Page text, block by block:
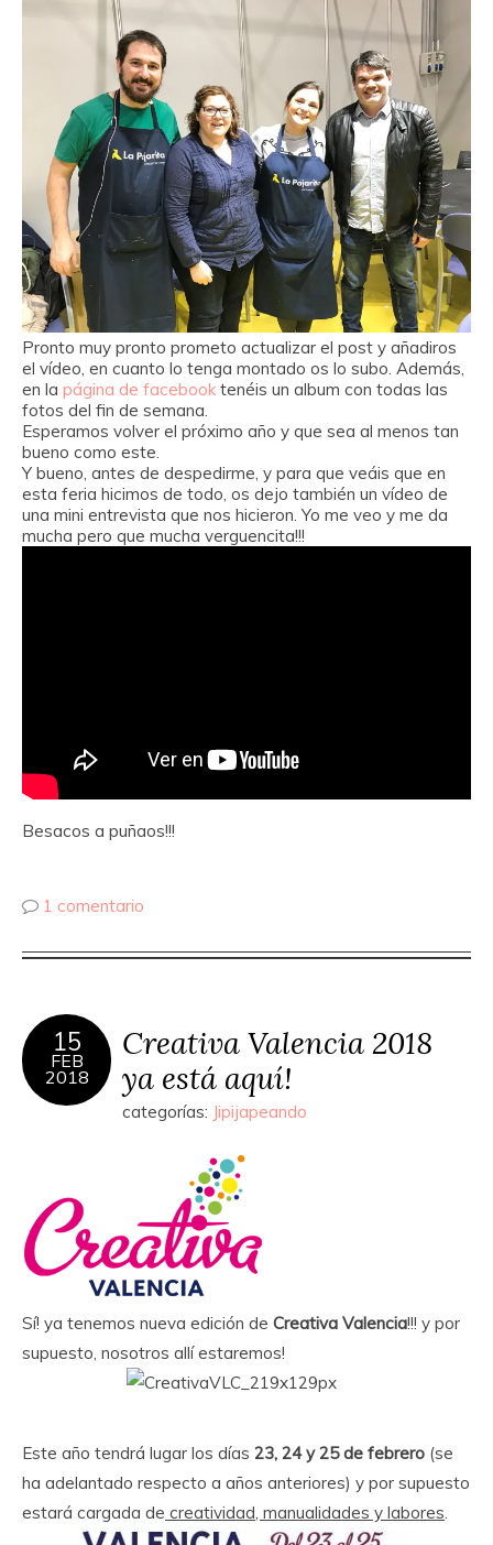
Pronto muy pronto prometo actualizar el post y añadiros
el vídeo, en cuanto lo tenga montado os lo subo. Además,
en la página de facebook tenéis un album con todas las
fotos del fin de semana.
Esperamos volver el próximo año y que sea al menos tan
bueno como este.
Y bueno, antes de despedirme, y para que veáis que en
esta feria hicimos de todo, os dejo también un vídeo de
una mini entrevista que nos hicieron. Yo me veo y me da
mucha pero que mucha verguencita!!!
Besacos a puñaos!!!
1 comentario
15
FEB
2018
Creativa Valencia 2018
ya está aquí!
categorías: Jipijapeando
Sí! ya tenemos nueva edición de Creativa Valencia!!! y por
supuesto, nosotros allí estaremos!
Este año tendrá lugar los días 23, 24 y 25 de febrero (se
ha adelantado respecto a años anteriores) y por supuesto
estará cargada de creatividad, manualidades y labores